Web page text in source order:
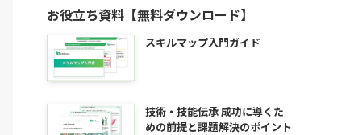
お役立ち資料【無料ダウンロード】
スキルマップ入門ガイド
技術・技能伝承 成功に導くた
めの前提と課題解決のポイント